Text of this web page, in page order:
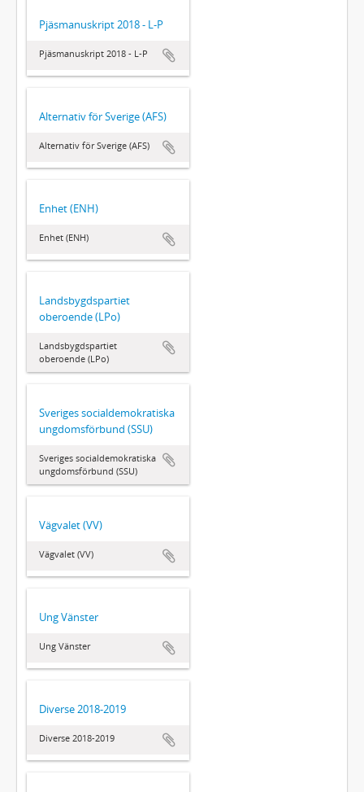
Pjäsmanuskript 2018 - L-P
Pjäsmanuskript 2018 - L-P
Alternativ för Sverige (AFS)
Alternativ för Sverige (AFS)
Enhet (ENH)
Enhet (ENH)
Landsbygdspartiet
oberoende (LPo)
Landsbygdspartiet
oberoende (LPo)
Sveriges socialdemokratiska
ungdomsförbund (SSU)
Sveriges socialdemokratiska
ungdomsförbund (SSU)
Vägvalet (VV)
Vägvalet (VV)
Ung Vänster
Ung Vänster
Diverse 2018-2019
Diverse 2018-2019